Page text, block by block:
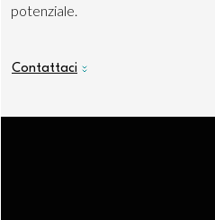
potenziale.
Contattaci